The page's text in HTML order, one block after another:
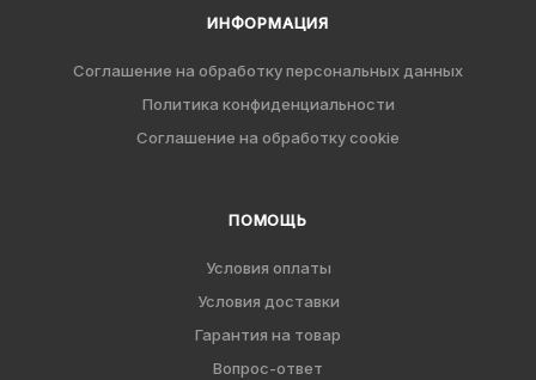
ИНФОРМАЦИЯ
Соглашение на обработку персональных данных
Политика конфиденциальности
Соглашение на обработку cookie
ПОМОЩЬ
Условия оплаты
Условия доставки
Гарантия на товар
Вопрос-ответ